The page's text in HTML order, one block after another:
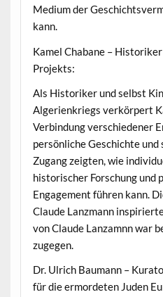
Medium der
kann.
Kamel Chabane –
Projekts:
Als Historiker und selbst
Algerienkriegs verkörpert
Verbindung verschiedener
persönliche Geschichte
Zugang zeigten, wie
historischer Forschung und
Engagement führen kann.
Claude Lanzmann
von Claude Lanzamnn war
zugegen.
Dr. Ulrich Baumann –
für die ermordeten Juden